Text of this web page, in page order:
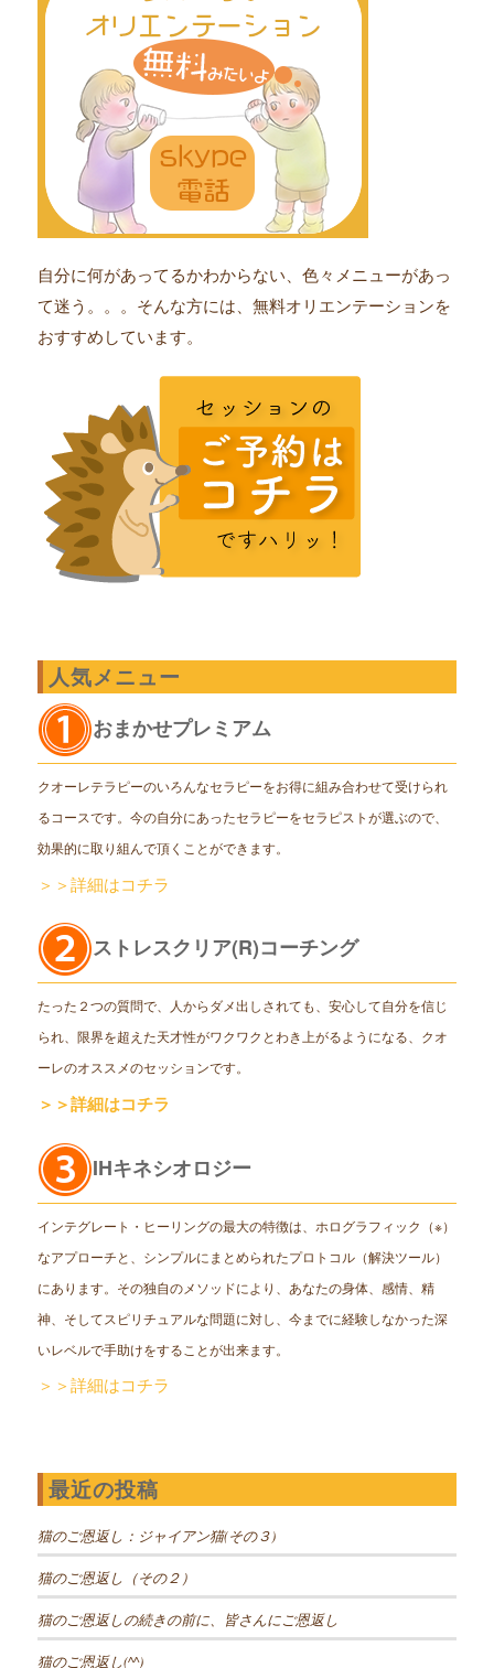
自分に何があってるかわからない、色々メニューがあっ
て迷う。。。そんな方には、無料オリエンテーションを
おすすめしています。
人気メニュー
おまかせプレミアム
クオーレテラピーのいろんなセラピーをお得に組み合わせて受けられ
るコースです。今の自分にあったセラピーをセラピストが選ぶので、
効果的に取り組んで頂くことができます。
＞＞詳細はコチラ
ストレスクリア(R)コーチング
たった２つの質問で、人からダメ出しされても、安心して自分を信じ
られ、限界を超えた天才性がワクワクとわき上がるようになる、クオ
ーレのオススメのセッションです。
＞＞詳細はコチラ
IHキネシオロジー
インテグレート・ヒーリングの最大の特徴は、ホログラフィック（※）
なアプローチと、シンプルにまとめられたプロトコル（解決ツール）
にあります。その独自のメソッドにより、あなたの身体、感情、精
神、そしてスピリチュアルな問題に対し、今までに経験しなかった深
いレベルで手助けをすることが出来ます。
＞＞詳細はコチラ
最近の投稿
猫のご恩返し：ジャイアン猫(その３)
猫のご恩返し（その２）
猫のご恩返しの続きの前に、皆さんにご恩返し
猫のご恩返し(^^)